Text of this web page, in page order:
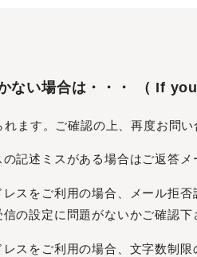
ない場合は・・・ （ If
ます。ご確認の上、再度お問い
の記述ミスがある場合はご返答
スをご利用の場合、メール拒
信の設定に問題がないかご確認
スをご利用の場合、文字数制